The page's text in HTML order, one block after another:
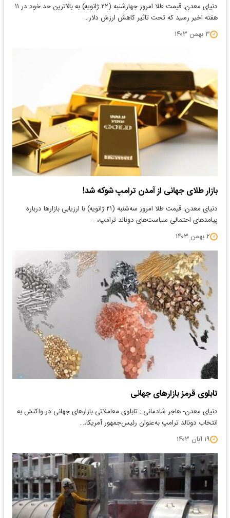
دنیای معدن: قیمت طلا امروز چهارشنبه (۲۲ ژانویه) به بالاترین حد خود در ۱۱
هفته اخیر رسید که تحت تاثیر کاهش ارزش دلار…
۳ بهمن ۱۴۰۳
بازار طلای جهانی از آمدن ترامپ شوکه شد!
دنیای معدن: قیمت طلا امروز سه‌شنبه (۲۱ ژانویه) با ارزیابی بازارها درباره
پیامدهای احتمالی سیاست‌های دونالد ترامپ،…
۲ بهمن ۱۴۰۳
تابلوی قرمز بازارهای جهانی
دنیای معدن- هاجر شادمانی : تابلوی معاملاتی بازارهای جهانی در واکنش به
انتخاب دونالد ترامپ به‌عنوان رئیس‌جمهور آمریکا،…
۱۹ آبان ۱۴۰۳